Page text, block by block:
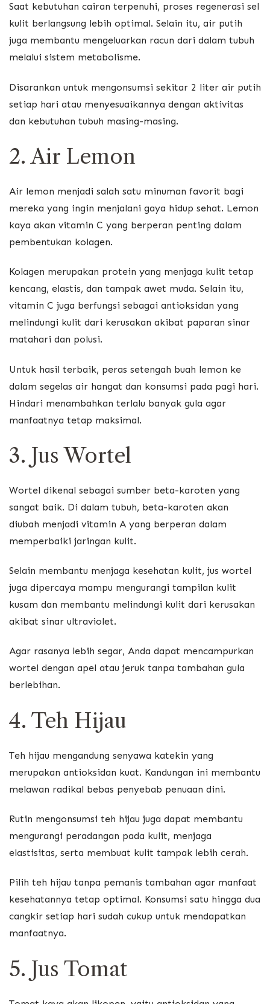
Saat kebutuhan cairan terpenuhi, proses regenerasi sel
kulit berlangsung lebih optimal. Selain itu, air putih
juga membantu mengeluarkan racun dari dalam tubuh
melalui sistem metabolisme.
Disarankan untuk mengonsumsi sekitar 2 liter air putih
setiap hari atau menyesuaikannya dengan aktivitas
dan kebutuhan tubuh masing-masing.
2. Air Lemon
Air lemon menjadi salah satu minuman favorit bagi
mereka yang ingin menjalani gaya hidup sehat. Lemon
kaya akan vitamin C yang berperan penting dalam
pembentukan kolagen.
Kolagen merupakan protein yang menjaga kulit tetap
kencang, elastis, dan tampak awet muda. Selain itu,
vitamin C juga berfungsi sebagai antioksidan yang
melindungi kulit dari kerusakan akibat paparan sinar
matahari dan polusi.
Untuk hasil terbaik, peras setengah buah lemon ke
dalam segelas air hangat dan konsumsi pada pagi hari.
Hindari menambahkan terlalu banyak gula agar
manfaatnya tetap maksimal.
3. Jus Wortel
Wortel dikenal sebagai sumber beta-karoten yang
sangat baik. Di dalam tubuh, beta-karoten akan
diubah menjadi vitamin A yang berperan dalam
memperbaiki jaringan kulit.
Selain membantu menjaga kesehatan kulit, jus wortel
juga dipercaya mampu mengurangi tampilan kulit
kusam dan membantu melindungi kulit dari kerusakan
akibat sinar ultraviolet.
Agar rasanya lebih segar, Anda dapat mencampurkan
wortel dengan apel atau jeruk tanpa tambahan gula
berlebihan.
4. Teh Hijau
Teh hijau mengandung senyawa katekin yang
merupakan antioksidan kuat. Kandungan ini membantu
melawan radikal bebas penyebab penuaan dini.
Rutin mengonsumsi teh hijau juga dapat membantu
mengurangi peradangan pada kulit, menjaga
elastisitas, serta membuat kulit tampak lebih cerah.
Pilih teh hijau tanpa pemanis tambahan agar manfaat
kesehatannya tetap optimal. Konsumsi satu hingga dua
cangkir setiap hari sudah cukup untuk mendapatkan
manfaatnya.
5. Jus Tomat